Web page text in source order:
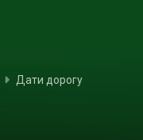
Дати дорогу